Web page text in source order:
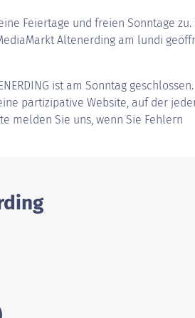
Feiertage und freien Sonntage zu.
Altenerding am lundi
ist am Sonntag geschlossen.
partizipative Website, auf der
melden Sie uns, wenn Sie Fehlern